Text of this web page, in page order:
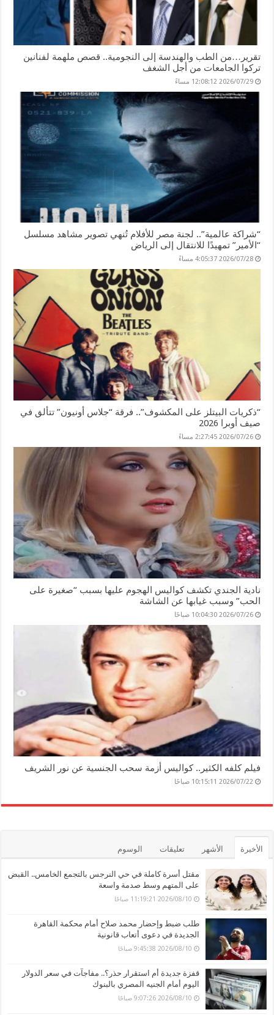
تقرير…من الطب والهندسة إلى النجومية.. قصص ملهمة لفنانين
تركوا الجامعات من أجل الشغف
2026/07/29 12:08:12 مساءً
“شراكة عالمية”.. لجنة مصر للأفلام تُنهي تصوير مشاهد مسلسل
“الأمير” تمهيدًا للانتقال إلى الرياض
2026/07/28 4:05:37 مساءً
“ذكريات البيتلز على المكشوف”.. فرقة “جلاس أونيون” تتألق في
صيف أوبرا 2026
2026/07/26 2:27:45 مساءً
نادية الجندي تكشف كواليس الهجوم عليها بسبب “صغيرة على
الحب” وسبب غيابها عن الشاشة
2026/07/26 10:04:30 صباحًا
فيلم كلفه الكثير.. كواليس أزمة سحب الجنسية عن نور الشريف
2026/07/22 10:15:11 صباحًا
الأخيرة الأشهر تعليقات الوسوم
مقتل أسرة كاملة في حي النرجس بالتجمع الخامس.. القبض
على المتهم وسط صدمة واسعة
2026/08/10 11:19:21 صباحًا
طلب ضبط وإحضار محمد صلاح أمام محكمة القاهرة
الجديدة في دعوى أتعاب قانونية
2026/08/10 9:45:38 صباحًا
قفزة جديدة أم استقرار حذر؟.. مفاجآت في سعر الدولار
اليوم أمام الجنيه المصري بالبنوك
2026/08/10 9:07:26 صباحًا